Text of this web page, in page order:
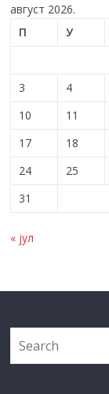
август 2026.
П
У
3
4
10
11
17
18
24
25
31
« јул